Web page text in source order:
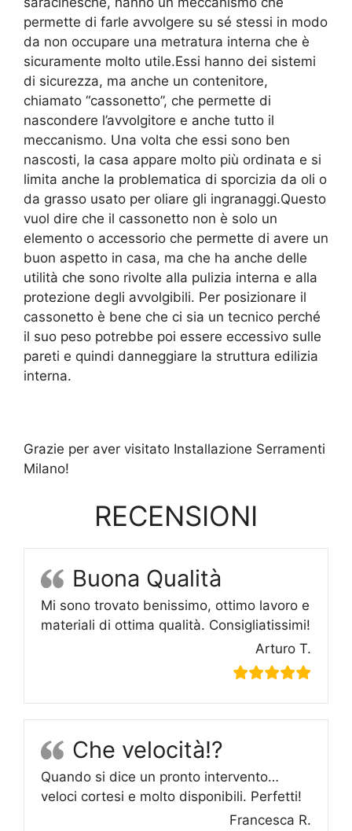
permette di farle avvolgere su sé stessi in modo
da non occupare una metratura interna che è
sicuramente molto utile.Essi hanno dei sistemi
di sicurezza, ma anche un contenitore,
chiamato “cassonetto”, che permette di
nascondere l’avvolgitore e anche tutto il
meccanismo. Una volta che essi sono ben
nascosti, la casa appare molto più ordinata e si
limita anche la problematica di sporcizia da oli o
da grasso usato per oliare gli ingranaggi.Questo
vuol dire che il cassonetto non è solo un
elemento o accessorio che permette di avere un
buon aspetto in casa, ma che ha anche delle
utilità che sono rivolte alla pulizia interna e alla
protezione degli avvolgibili. Per posizionare il
cassonetto è bene che ci sia un tecnico perché
il suo peso potrebbe poi essere eccessivo sulle
pareti e quindi danneggiare la struttura edilizia
interna.
Grazie per aver visitato Installazione Serramenti
Milano!
RECENSIONI
Buona Qualità
Mi sono trovato benissimo, ottimo lavoro e
materiali di ottima qualità. Consigliatissimi!
Arturo T.
Che velocità!?
Quando si dice un pronto intervento…
veloci cortesi e molto disponibili. Perfetti!
Francesca R.